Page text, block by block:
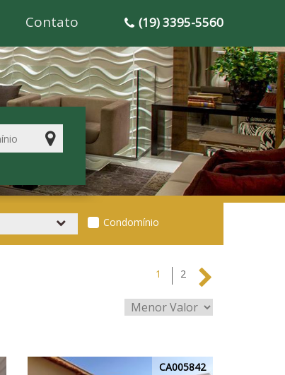
Contato (19) 3395-5560
Condomínio
1 2
CA005842